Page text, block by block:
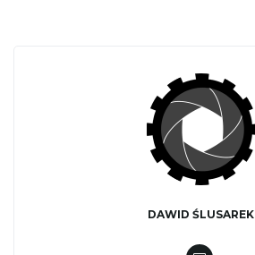
DAWID ŚLUSAREK